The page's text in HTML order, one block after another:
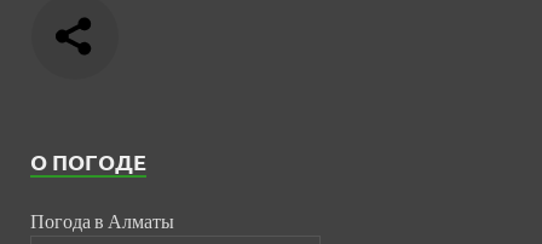
О ПОГОДЕ
Погода в Алматы